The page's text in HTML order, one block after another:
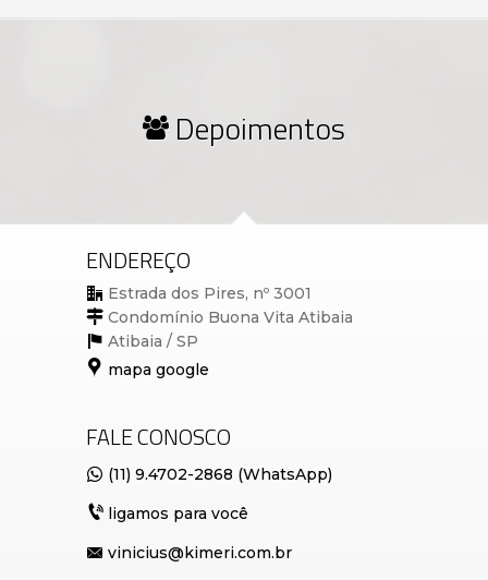
Depoimentos
ENDEREÇO
Estrada dos Pires, nº 3001
Condomínio Buona Vita Atibaia
Atibaia / SP
mapa google
FALE CONOSCO
(11) 9.4702-2868 (WhatsApp)
ligamos para você
vinicius@kimeri.com.br